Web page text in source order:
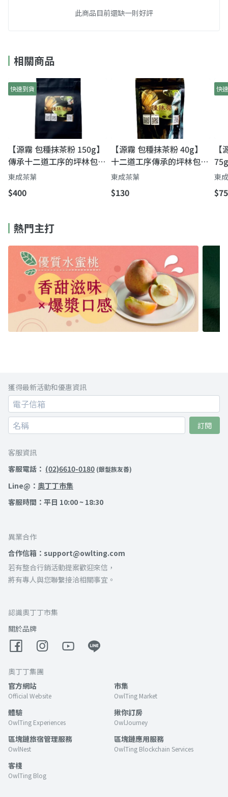
此商品目前還缺一則好評
相關商品
快速到貨
【源霧 包種抹茶粉 150g】
傳承十二道工序的坪林包種
茶粉｜清甜回甘、不苦不
澀，一沖就有茶香
東成茶葉
$400
【源霧 包種抹茶粉 40g】
十二道工序傳承的坪林包種
茶粉｜一沖就香・甘醇回甘
不苦澀
東成茶葉
$130
快
道
霧
東
熱門主打
獲得最新活動和優惠資訊
訂閱
客服資訊
客服電話： (02)6610-0180 (銀髮族友善)
Line@： 奧丁丁市集
客服時間：平日 10:00 ~ 18:30
異業合作
合作信箱：support@owlting.com
若有整合行銷活動提案歡迎來信，
將有專人與您聯繫接洽相關事宜。
認識奧丁丁市集
關於品牌
奧丁丁集團
官方網站
Official Website
市集
OwlTing Market
體驗
OwlTing Experiences
揪你訂房
OwlJourney
區塊鏈旅宿管理服務
OwlNest
區塊鏈應用服務
OwlTing Blockchain Services
客棧
OwlTing Blog